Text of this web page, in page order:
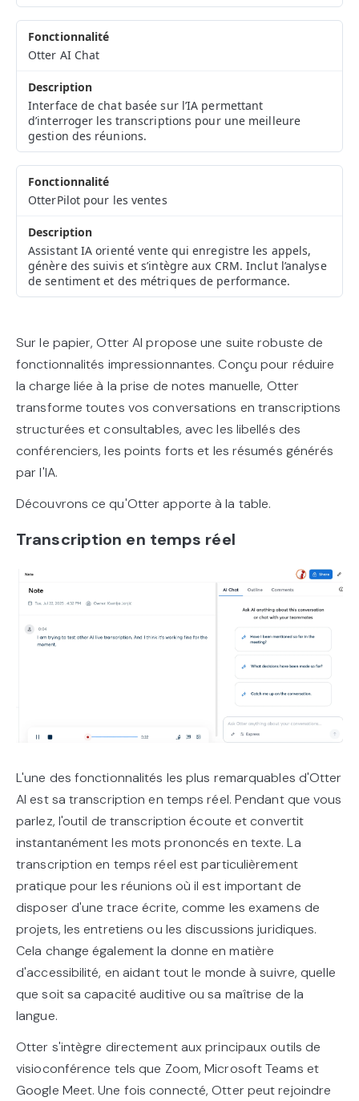
Otter AI Chat
Interface de chat basée sur l’IA permettant
d’interroger les transcriptions pour une meilleure
gestion des réunions.
OtterPilot pour les ventes
Assistant IA orienté vente qui enregistre les appels,
génère des suivis et s’intègre aux CRM. Inclut l’analyse
de sentiment et des métriques de performance.
Sur le papier, Otter AI propose une suite robuste de
fonctionnalités impressionnantes. Conçu pour réduire
la charge liée à la prise de notes manuelle, Otter
transforme toutes vos conversations en transcriptions
structurées et consultables, avec les libellés des
conférenciers, les points forts et les résumés générés
par l'IA.
Découvrons ce qu'Otter apporte à la table.
Transcription en temps réel
L'une des fonctionnalités les plus remarquables d'Otter
AI est sa transcription en temps réel. Pendant que vous
parlez, l'outil de transcription écoute et convertit
instantanément les mots prononcés en texte. La
transcription en temps réel est particulièrement
pratique pour les réunions où il est important de
disposer d'une trace écrite, comme les examens de
projets, les entretiens ou les discussions juridiques.
Cela change également la donne en matière
d'accessibilité, en aidant tout le monde à suivre, quelle
que soit sa capacité auditive ou sa maîtrise de la
langue.
Otter s'intègre directement aux principaux outils de
visioconférence tels que Zoom, Microsoft Teams et
Google Meet. Une fois connecté, Otter peut rejoindre